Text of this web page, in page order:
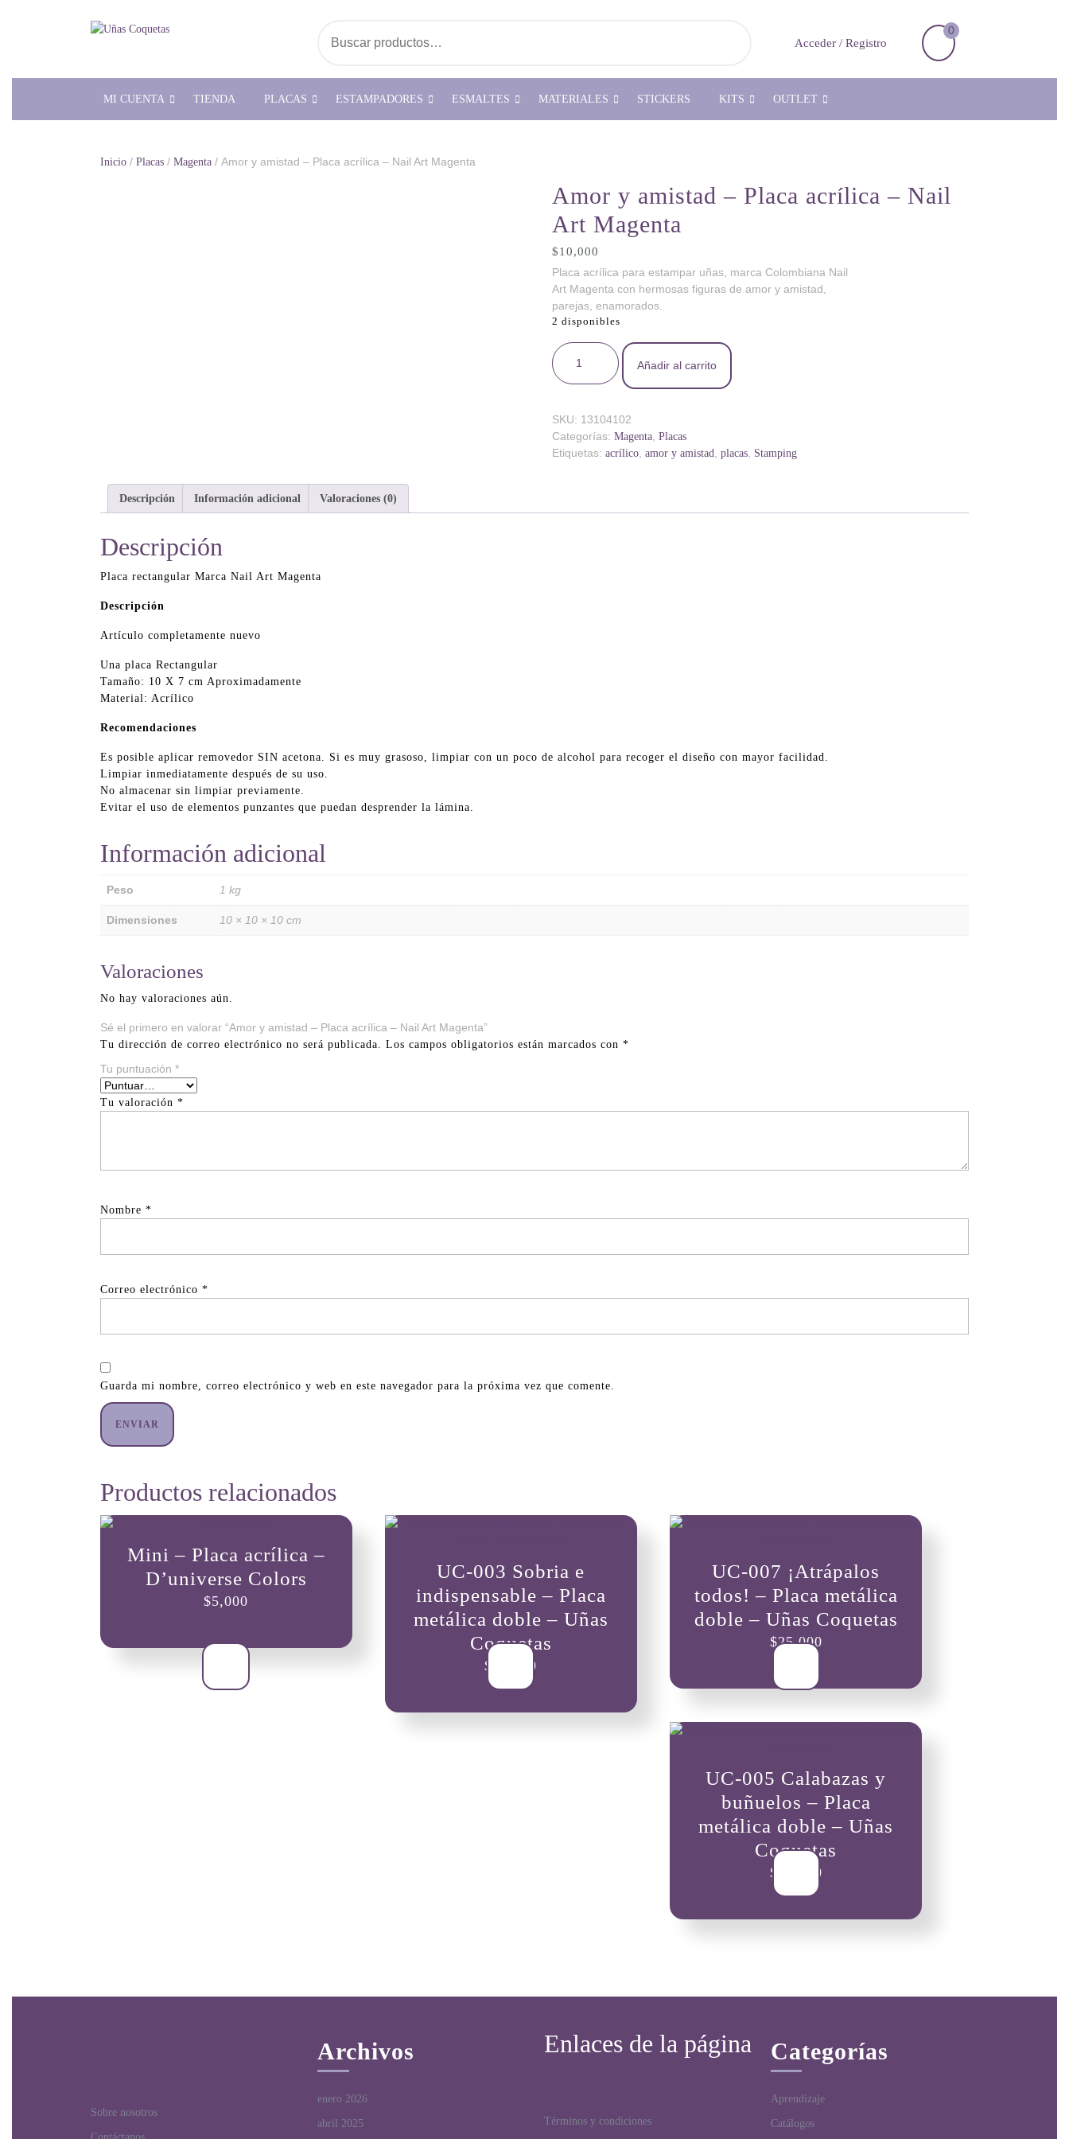
Acceder / Registro Acceder
Registro
Carrito
0
MI CUENTA TIENDA PLACAS ESTAMPADORES ESMALTES MATERIALES STICKERS KITS OUTLET
Inicio / Placas / Magenta / Amor y amistad – Placa acrílica – Nail Art Magenta
Amor y amistad – Placa acrílica – Nail
Art Magenta
$10,000
Placa acrílica para estampar uñas, marca Colombiana Nail
Art Magenta con hermosas figuras de amor y amistad,
parejas, enamorados.
2 disponibles
Amor y amistad - Placa acrílica - Nail Art Magenta cantidad
Añadir al carrito
SKU: 13104102
Categorías: Magenta, Placas
Etiquetas: acrílico, amor y amistad placas, Stamping
Descripción Información adicional Valoraciones (0)
Descripción
Placa rectangular Marca Nail Art Magenta
Descripción
Artículo completamente nuevo
Una placa Rectangular
Tamaño: 10 X 7 cm Aproximadamente
Material: Acrílico
Recomendaciones
Es posible aplicar removedor SIN acetona. Si es muy grasoso, limpiar con un poco de alcohol para recoger el diseño con mayor facilidad.
Limpiar inmediatamente después de su uso.
No almacenar sin limpiar previamente.
Evitar el uso de elementos punzantes que puedan desprender la lámina.
Información adicional
Peso 1 kg
Dimensiones 10 × 10 × 10 cm
Valoraciones
No hay valoraciones aún.
Sé el primero en valorar “Amor y amistad – Placa acrílica – Nail Art Magenta”
Tu dirección de correo electrónico no será publicada. Los campos obligatorios están marcados con *
Tu puntuación *
Tu valoración *
Nombre *
Correo electrónico *
Guarda mi nombre, correo electrónico y web en este navegador para la próxima vez que comente.
Productos relacionados
Mini – Placa acrílica –
D’universe Colors
$5,000
UC-003 Sobria e
indispensable – Placa
metálica doble – Uñas
Coquetas
$ 25,000
UC-007 ¡Atrápalos
todos! – Placa metálica
doble – Uñas Coquetas
$25,000
UC-005 Calabazas y
buñuelos – Placa
metálica doble – Uñas
Coquetas
$ 25,000
Sobre nosotros
Archivos
enero 2026
abril 2025
Enlaces de la página
Términos y condiciones
Categorías
Aprendizaje
Catálogos